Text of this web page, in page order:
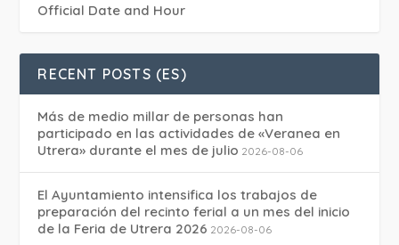
Official Date and Hour
RECENT POSTS (ES)
Más de medio millar de personas han
participado en las actividades de «Veranea en
Utrera» durante el mes de julio 2026-08-06
El Ayuntamiento intensifica los trabajos de
preparación del recinto ferial a un mes del inicio
de la Feria de Utrera 2026 2026-08-06